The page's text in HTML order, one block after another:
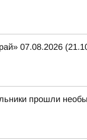
07.08.2026
прошли